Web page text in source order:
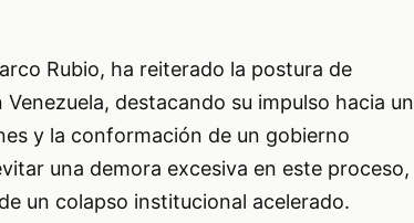
Rubio, ha reiterado la postura de
destacando su impulso hacia un
y la conformación de un gobierno
una demora excesiva en este proceso,
un colapso institucional acelerado.